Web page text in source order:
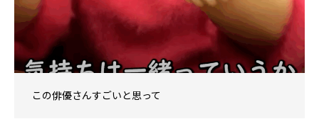
この俳優さんすごいと思って